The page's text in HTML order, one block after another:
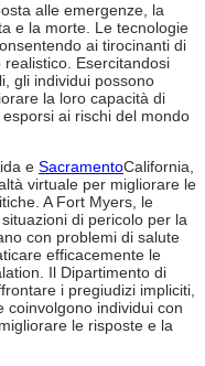
alle emergenze, la
e la morte. Le tecnologie
ai tirocinanti di
Esercitandosi
gli individui possono
la loro capacità di
ai rischi del mondo
e SacramentoCalifornia,
virtuale per migliorare le
A Fort Myers, le
di pericolo per la
con problemi di salute
efficacemente le
Il Dipartimento di
i pregiudizi impliciti,
coinvolgono individui con
le risposte e la